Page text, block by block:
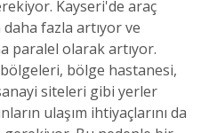
Kayseri'de araç
daha fazla artıyor ve
paralel olarak artıyor.
bölge hastanesi,
siteleri gibi yerler
ulaşım ihtiyaçlarını da